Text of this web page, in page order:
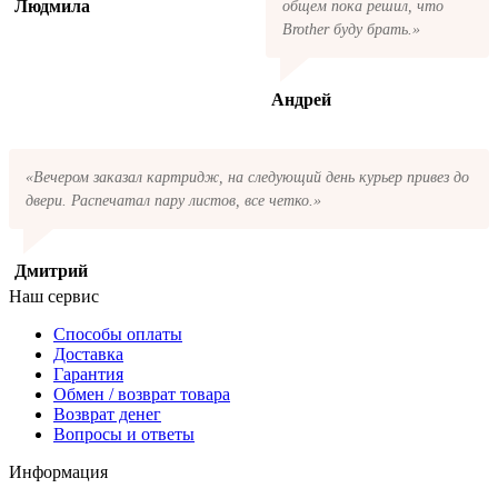
Людмила
общем пока решил, что
Brother буду брать.»
Андрей
«Вечером заказал картридж, на следующий день курьер привез до
двери. Распечатал пару листов, все четко.»
Дмитрий
Наш сервис
Способы оплаты
Доставка
Гарантия
Обмен / возврат товара
Возврат денег
Вопросы и ответы
Информация